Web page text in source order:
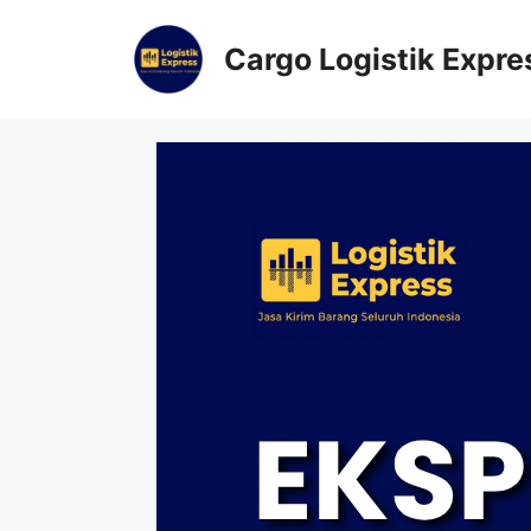
Cargo Logistik